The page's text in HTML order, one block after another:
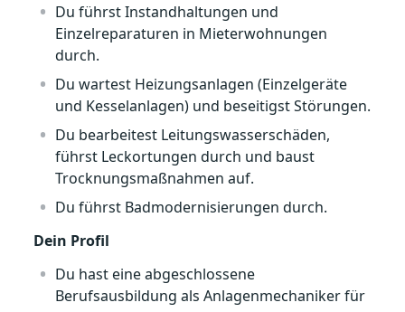
Du führst Instandhaltungen und
Einzelreparaturen in Mieterwohnungen
durch.
Du wartest Heizungsanlagen (Einzelgeräte
und Kesselanlagen) und beseitigst Störungen.
Du bearbeitest Leitungswasserschäden,
führst Leckortungen durch und baust
Trocknungsmaßnahmen auf.
Du führst Badmodernisierungen durch.
Dein Profil
Du hast eine abgeschlossene
Berufsausbildung als Anlagenmechaniker für